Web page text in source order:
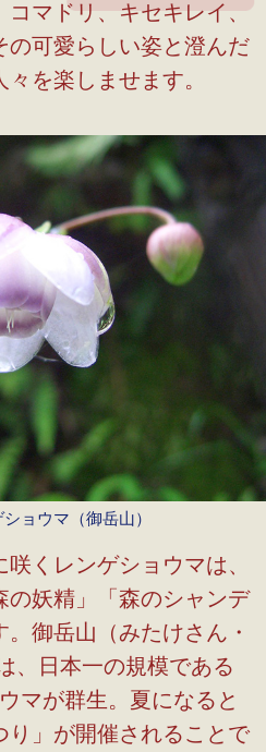
コマドリ、キセキレイ、
可愛らしい姿と澄んだ
を楽しませます。
ショウマ（御岳山）
くレンゲショウマは、
の妖精」「森のシャンデ
御岳山（みたけさん・
、日本一の規模である
マが群生。夏になると
り」が開催されることで